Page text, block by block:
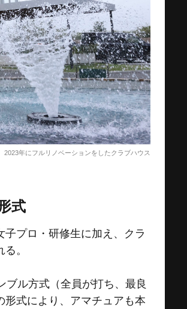
2023年にフルリノベーションをしたクラブハウス
式
プロ・研修生に加え、クラ
。
ル方式（全員が打ち、最良
式により、アマチュアも本